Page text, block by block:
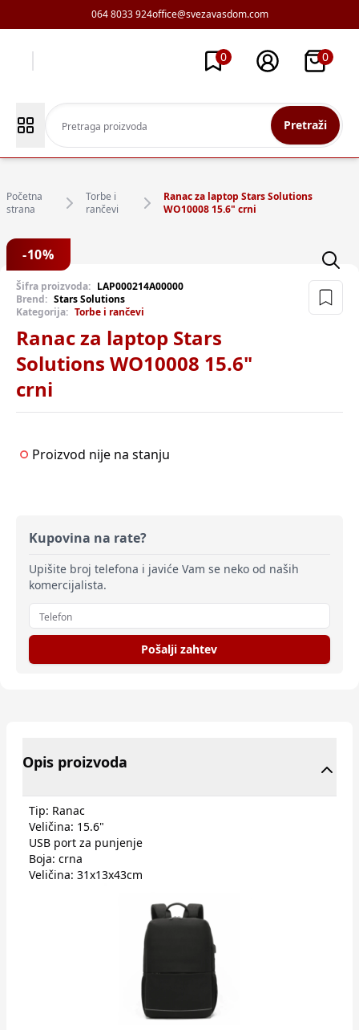
064 8033 924office@svezavasdom.com
0 0
Pretraži
Početna
strana
Torbe i
rančevi
Ranac za laptop Stars Solutions
WO10008 15.6" crni
-10%
Šifra proizvoda: LAP000214A00000
Brend: Stars Solutions
Kategorija: Torbe i rančevi
Ranac za laptop Stars
Solutions WO10008 15.6"
crni
Proizvod nije na stanju
Kupovina na rate?
Upišite broj telefona i javiće Vam se neko od naših
komercijalista.
Pošalji zahtev
Opis proizvoda
Tip: Ranac
Veličina: 15.6"
USB port za punjenje
Boja: crna
Veličina: 31x13x43cm